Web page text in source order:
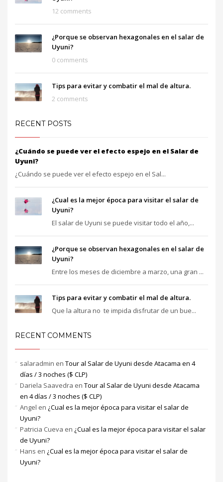
12 comments
¿Porque se observan hexagonales en el salar de
Uyuni?
0 comments
Tips para evitar y combatir el mal de altura.
2 comments
RECENT POSTS
¿Cuándo se puede ver el efecto espejo en el Salar de
Uyuni?
¿Cuándo se puede ver el efecto espejo en el Sal...
¿Cual es la mejor época para visitar el salar de
Uyuni?
El salar de Uyuni se puede visitar todo el año,...
¿Porque se observan hexagonales en el salar de
Uyuni?
Entre los meses de diciembre a marzo, una gran ...
Tips para evitar y combatir el mal de altura.
Que la altura no te impida disfrutar de un bue...
RECENT COMMENTS
salaradmin en Tour al Salar de Uyuni desde Atacama en 4
días / 3 noches ($ CLP)
Dariela Saavedra en Tour al Salar de Uyuni desde Atacama
en 4 días / 3 noches ($ CLP)
Angel en ¿Cual es la mejor época para visitar el salar de
Uyuni?
Patricia Cueva en ¿Cual es la mejor época para visitar el salar
de Uyuni?
Hans en ¿Cual es la mejor época para visitar el salar de
Uyuni?